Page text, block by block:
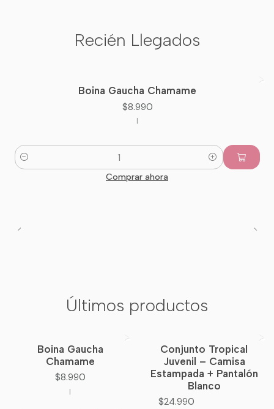
Recién Llegados
Boina Gaucha Chamame
$8.990
|
Cantidad
Comprar ahora
Últimos productos
NuevoBoina Gaucha
Chamame
$8.990
|
Conjunto Tropical
Juvenil – Camisa
Estampada + Pantalón
Blanco
$24.990